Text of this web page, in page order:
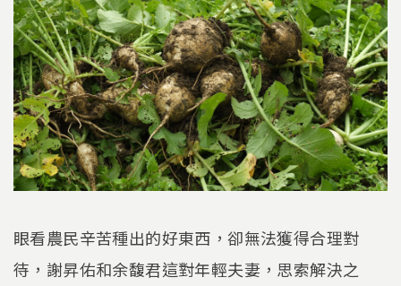
眼看農民辛苦種出的好東西，卻無法獲得合理對
待，謝昇佑和余馥君這對年輕夫妻，思索解決之